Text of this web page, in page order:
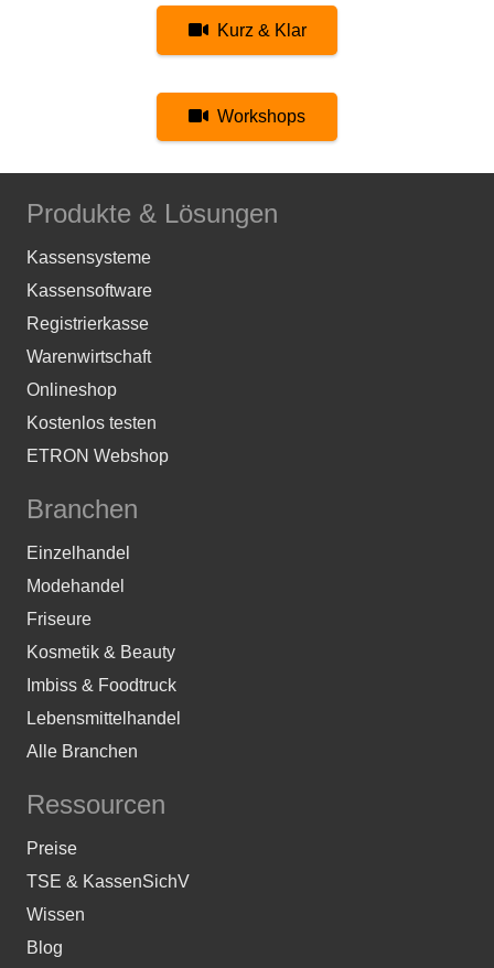
Kurz & Klar
Workshops
Produkte & Lösungen
Kassensysteme
Kassensoftware
Registrierkasse
Warenwirtschaft
Onlineshop
Kostenlos testen
ETRON Webshop
Branchen
Einzelhandel
Modehandel
Friseure
Kosmetik & Beauty
Imbiss & Foodtruck
Lebensmittelhandel
Alle Branchen
Ressourcen
Preise
TSE & KassenSichV
Wissen
Blog